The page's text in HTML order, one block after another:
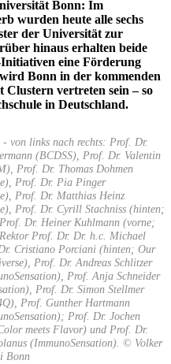
Bonn: Im
wurden heute alle sechs
der Universität zur
hinaus erhalten beide
eine Förderung
Bonn in der kommenden
Clustern vertreten sein – so
in Deutschland.
- von links nach rechts: Prof. Dr.
(BCDSS), Prof. Dr. Valentin
Prof. Dr. Thomas Dohmen
Prof. Dr. Pia Pinger
Prof. Dr. Matthias Heinz
Prof. Dr. Cyrill Stachniss (hinten;
Dr. Heiner Kuhlmann (vorne;
Prof. Dr. Dr. h.c. Michael
Cristiano Porciani (hinten; Our
Prof. Dr. Andreas Schlitzer
Prof. Anja Schneider
Prof. Dr. Simon Stellmer
Prof. Gunther Hartmann
Prof. Dr. Jochen
meets Flavor) und Prof. Dr.
(ImmunoSensation). © Volker
Bonn